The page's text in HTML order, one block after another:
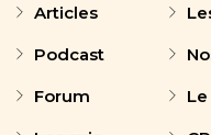
Articles
Podcast
Forum